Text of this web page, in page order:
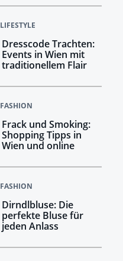
LIFESTYLE
Dresscode Trachten:
Events in Wien mit
traditionellem Flair
FASHION
Frack und Smoking:
Shopping Tipps in
Wien und online
FASHION
Dirndlbluse: Die
perfekte Bluse für
jeden Anlass